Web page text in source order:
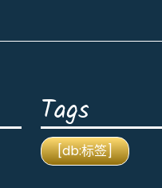
Tags
[db:标签]